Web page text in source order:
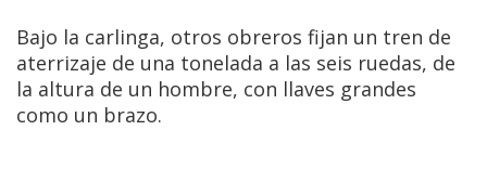
Bajo la carlinga, otros obreros fijan un tren de
aterrizaje de una tonelada a las seis ruedas, de
la altura de un hombre, con llaves grandes
como un brazo.